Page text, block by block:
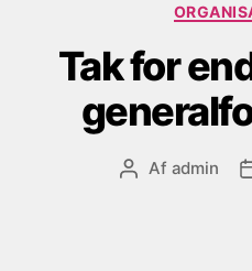
Tak for
Af admin